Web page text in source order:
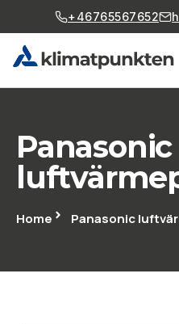
+46765567652
Panasonic
Home Panasonic